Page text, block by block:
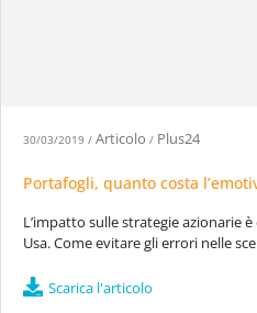
30/03/2019 / Articolo / Plus24
Portafogli, quanto costa
L’impatto sulle strategie azionarie
Usa. Come evitare gli errori nelle
Scarica l'articolo